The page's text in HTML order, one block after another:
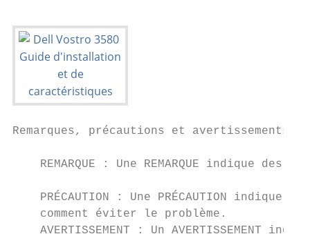
Remarques, précautions et avertissements
REMARQUE : Une REMARQUE indique des
PRÉCAUTION : Une PRÉCAUTION indique
    comment éviter le problème.
AVERTISSEMENT : Un AVERTISSEMENT